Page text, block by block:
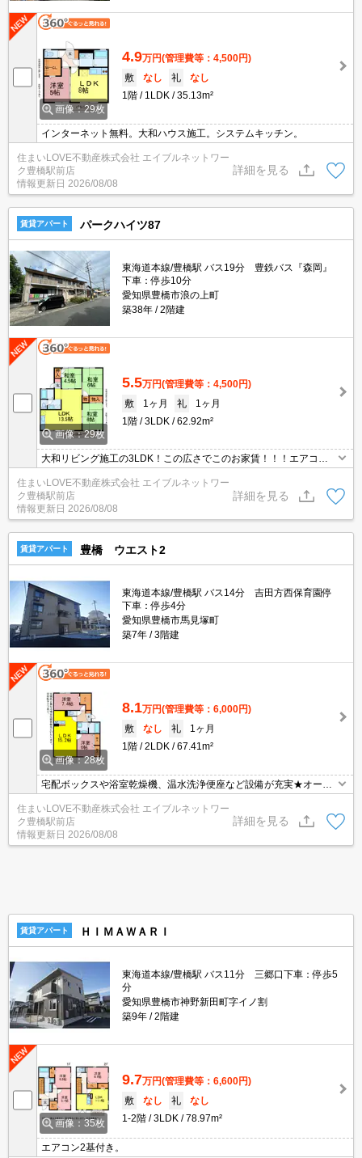
画像：29枚
4.9万円(管理費等：4,500円)
敷
なし 礼
なし
1階
1LDK 35.13m²
インターネット無料。大和ハウス施工。システムキッチン。
住まいLOVE不動産株式会社 エイブルネットワー
ク豊橋駅前店
情報更新日 2026/08/08
詳細を見る
賃貸アパート パークハイツ87
東海道本線/豊橋駅 バス19分 豊鉄バス『森岡』
下車：停歩10分
愛知県豊橋市浪の上町
築38年
2階建
画像：29枚
5.5万円(管理費等：4,500円)
敷
1ヶ月 礼
1ヶ月
1階
3LDK 62.92m²
大和リビング施工の3LDK！この広さでこのお家賃！！！エアコン
住まいLOVE不動産株式会社 エイブルネットワー
ク豊橋駅前店
情報更新日 2026/08/08
詳細を見る
賃貸アパート 豊橋 ウエスト2
東海道本線/豊橋駅 バス14分 吉田方西保育園停
下車：停歩4分
愛知県豊橋市馬見塚町
築7年
3階建
画像：28枚
8.1万円(管理費等：6,000円)
敷
なし 礼
1ヶ月
1階
2LDK 67.41m²
宅配ボックスや浴室乾燥機、温水洗浄便座など設備が充実★オート
ロック・防犯カメラ・ホームセキュリティ付きで安心安全◎お気軽
にお問合せください♪
住まいLOVE不動産株式会社 エイブルネットワー
ク豊橋駅前店
情報更新日 2026/08/08
詳細を見る
賃貸アパート ＨＩＭＡＷＡＲＩ
東海道本線/豊橋駅 バス11分 三郷口下車：停歩5
分
愛知県豊橋市神野新田町字イノ割
築9年
2階建
画像：35枚
9.7万円(管理費等：6,600円)
敷
なし 礼
なし
1-2階
3LDK 78.97m²
エアコン2基付き。